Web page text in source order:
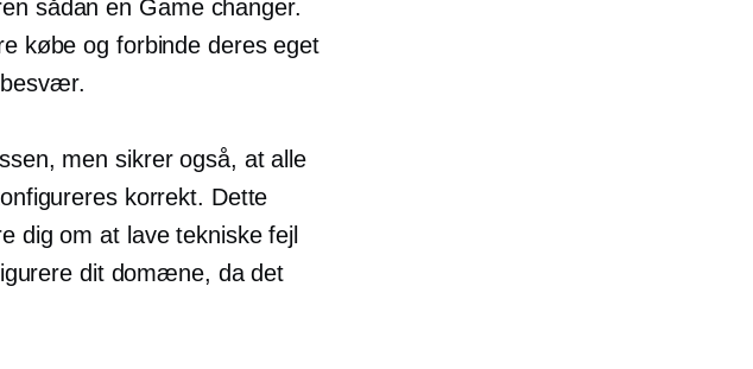
sådan en Game changer.
købe og forbinde deres eget
men sikrer også, at alle
korrekt. Dette
dig om at lave tekniske fejl
dit domæne, da det